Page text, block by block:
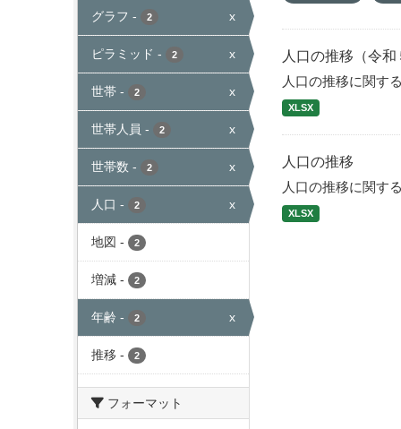
グラフ - 2 x
ピラミッド - 2 x
世帯 - 2 x
世帯人員 - 2 x
世帯数 - 2 x
人口 - 2 x
地図 - 2
増減 - 2
年齢 - 2 x
推移 - 2
フォーマット
人口の推移（令和
人口の推移に関す
XLSX
人口の推移
人口の推移に関す
XLSX